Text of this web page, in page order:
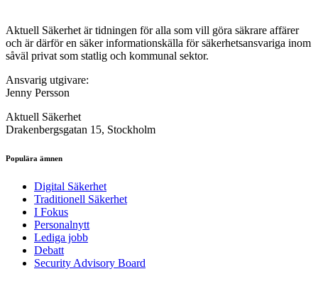
Aktuell Säkerhet är tidningen för alla som vill göra säkrare affärer
och är därför en säker informationskälla för säkerhets­ansvariga inom
såväl privat som statlig och kommunal sektor.
Ansvarig utgivare:
Jenny Persson
Aktuell Säkerhet
Drakenbergsgatan 15, Stockholm
Populära ämnen
Digital Säkerhet
Traditionell Säkerhet
I Fokus
Personalnytt
Lediga jobb
Debatt
Security Advisory Board